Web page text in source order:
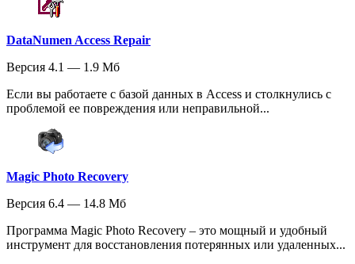
DataNumen Access Repair
Версия 4.1 — 1.9 Мб
Если вы работаете с базой данных в Access и столкнулись с
проблемой ее повреждения или неправильной...
Magic Photo Recovery
Версия 6.4 — 14.8 Мб
Программа Magic Photo Recovery – это мощный и удобный
инструмент для восстановления потерянных или удаленных...